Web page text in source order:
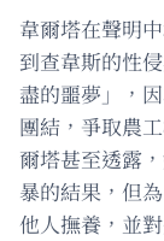
韋爾塔在聲明
到查韋斯的性
盡的噩夢」，
團結，爭取農
爾塔甚至透露
暴的結果，但
他人撫養，並